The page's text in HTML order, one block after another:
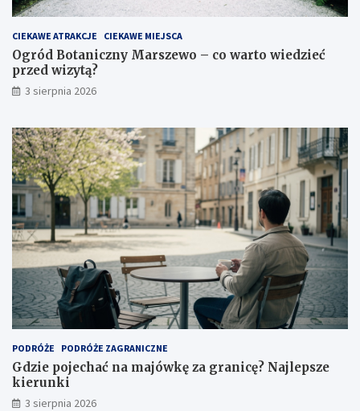
CIEKAWE ATRAKCJE CIEKAWE MIEJSCA
Ogród Botaniczny Marszewo – co warto wiedzieć
przed wizytą?
3 sierpnia 2026
PODRÓŻE PODRÓŻE ZAGRANICZNE
Gdzie pojechać na majówkę za granicę? Najlepsze
kierunki
3 sierpnia 2026